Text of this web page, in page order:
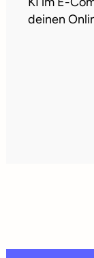
deinen